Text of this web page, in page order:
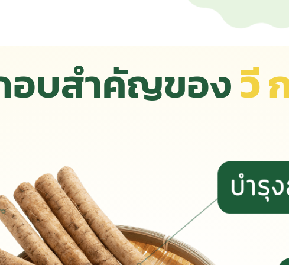
อบสำคัญของวี